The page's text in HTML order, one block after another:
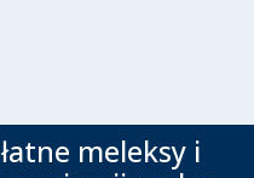
meleksy i